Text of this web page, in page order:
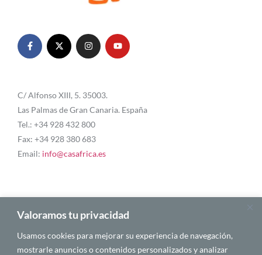
Valoramos tu privacidad
Usamos cookies para mejorar su experiencia de navegación,
mostrarle anuncios o contenidos personalizados y analizar
C/ Alfonso XIII, 5. 35003.
Las Palmas de Gran Canaria. España
Tel.: +34 928 432 800
Fax: +34 928 380 683
Email: info@casafrica.es
Blog
About Us